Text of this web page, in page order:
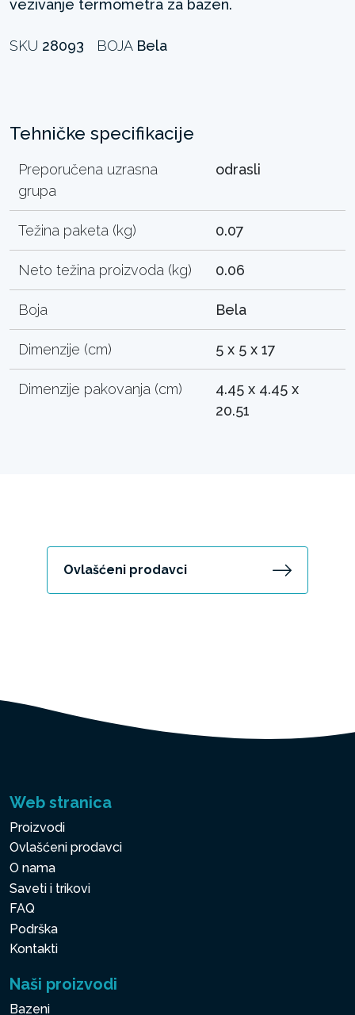
vezivanje termometra za bazen.
SKU 28093 BOJA Bela
Tehničke specifikacije
Preporučena uzrasna
grupa
odrasli
Težina paketa (kg) 0.07
Neto težina proizvoda (kg) 0.06
Boja Bela
Dimenzije (cm) 5 x 5 x 17
Dimenzije pakovanja (cm)
4.45 x 4.45 x
20.51
Ovlašćeni prodavci
Web stranica
Proizvodi
Ovlašćeni prodavci
O nama
Saveti i trikovi
FAQ
Podrška
Kontakti
Naši proizvodi
Bazeni